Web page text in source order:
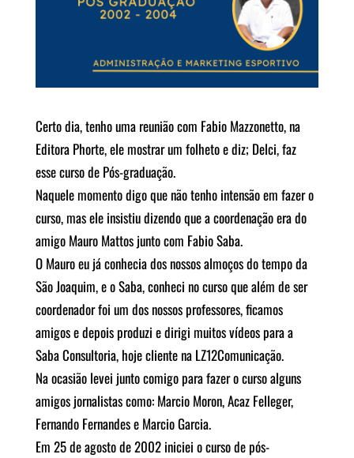
Certo dia, tenho uma reunião com Fabio Mazzonetto, na
Editora Phorte, ele mostrar um folheto e diz; Delci, faz
esse curso de Pós-graduação.
Naquele momento digo que não tenho intensão em fazer o
curso, mas ele insistiu dizendo que a coordenação era do
amigo Mauro Mattos junto com Fabio Saba.
O Mauro eu já conhecia dos nossos almoços do tempo da
São Joaquim, e o Saba, conheci no curso que além de ser
coordenador foi um dos nossos professores, ficamos
amigos e depois produzi e dirigi muitos vídeos para a
Saba Consultoria, hoje cliente na LZ12Comunicação.
Na ocasião levei junto comigo para fazer o curso alguns
amigos jornalistas como: Marcio Moron, Acaz Felleger,
Fernando Fernandes e Marcio Garcia.
Em 25 de agosto de 2002 iniciei o curso de pós-